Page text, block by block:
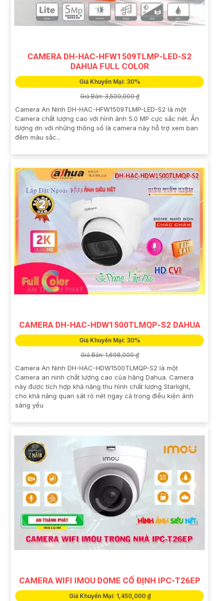
CAMERA DH-HAC-HFW1509TLMP-LED-S2
DAHUA FULL COLOR
Giá Khuyến Mại: 30%
Giá Bán: 3,500,000 ₫
Camera An Ninh DH-HAC-HFW1509TLMP-LED-S2 là một
Camera chất lượng cao với hình ảnh 5.0 MP cực sắc nét. Ấn
tượng ơn với những thông số là camera này hỗ trợ xem ban
đêm màu sắc...
CAMERA DH-HAC-HDW1500TLMQP-S2 DAHUA
Giá Khuyến Mại: 30%
Giá Bán: 1,698,000 ₫
Camera An Ninh DH-HAC-HDW1500TLMQP-S2 là một
Camera an ninh chất lượng cao của hãng Dahua. Camera
này được tích hợp khả năng thu hình chất lượng Starlight,
cho khả năng quan sát rõ nét ngay cả trong điều kiện ánh
sáng yếu
CAMERA WIFI IMOU DOME CỐ ĐỊNH IPC-T26EP
Giá Khuyến Mại: 1,450,000 ₫